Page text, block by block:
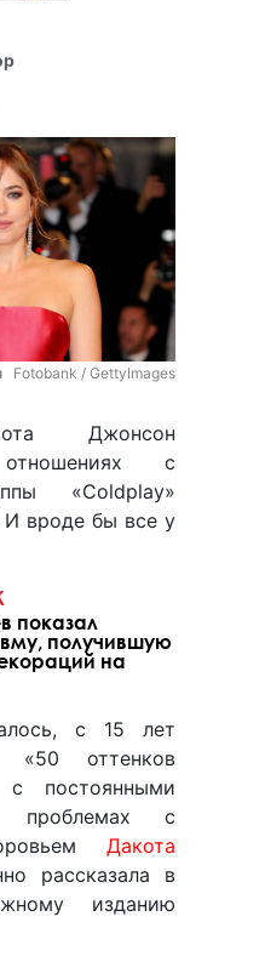
Fotobank / GettyImages
Джонсон
с
«Coldplay»
вроде бы все у
показал
получившую
на
с 15 лет
«50 оттенков
с постоянными
проблемах с
Дакота
рассказала в
изданию